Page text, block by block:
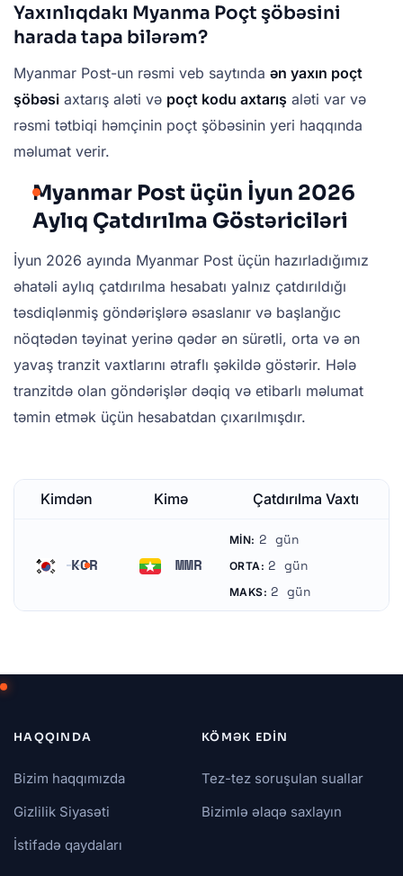
Yaxınlıqdakı Myanma Poçt şöbəsini
harada tapa bilərəm?
Myanmar Post-un rəsmi veb saytında ən yaxın poçt
şöbəsi axtarış aləti və poçt kodu axtarış aləti var və
rəsmi tətbiqi həmçinin poçt şöbəsinin yeri haqqında
məlumat verir.
Myanmar Post üçün İyun 2026
Aylıq Çatdırılma Göstəriciləri
İyun 2026 ayında Myanmar Post üçün hazırladığımız
əhatəli aylıq çatdırılma hesabatı yalnız çatdırıldığı
təsdiqlənmiş göndərişlərə əsaslanır və başlanğıc
nöqtədən təyinat yerinə qədər ən sürətli, orta və ən
yavaş tranzit vaxtlarını ətraflı şəkildə göstərir. Hələ
tranzitdə olan göndərişlər dəqiq və etibarlı məlumat
təmin etmək üçün hesabatdan çıxarılmışdır.
Kimdən Kimə Çatdırılma Vaxtı
KOR MMR
MIN: 2 gün
ORTA: 2 gün
MAKS: 2 gün
HAQQINDA
Bizim haqqımızda
Gizlilik Siyasəti
İstifadə qaydaları
KÖMƏK EDIN
Tez-tez soruşulan suallar
Bizimlə əlaqə saxlayın